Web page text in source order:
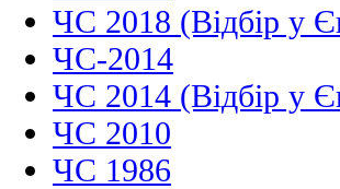
ЧС 2018 (Відбір у
ЧС-2014
ЧС 2014 (Відбір у
ЧС 2010
ЧС 1986